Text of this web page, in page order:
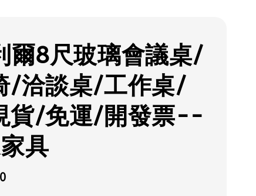
爾8尺玻璃會議桌/
/洽談桌/工作桌/
貨/免運/開發票--
具